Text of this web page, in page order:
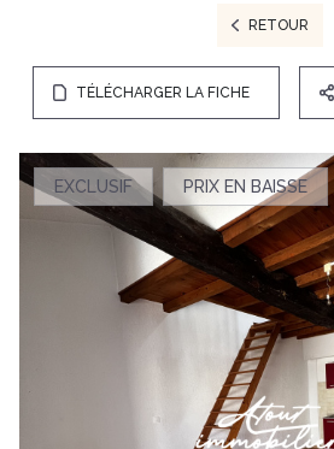
RETOUR
TÉLÉCHARGER LA FICHE
EXCLUSIF PRIX EN BAISSE